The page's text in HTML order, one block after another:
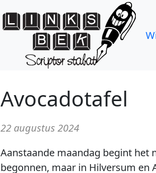
Avocadotafel
22 augustus 2024
Aanstaande maandag begint het
begonnen, maar in Hilversum en